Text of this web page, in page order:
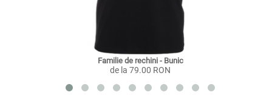
Familie de rechini - Bunic
de la 79.00 RON